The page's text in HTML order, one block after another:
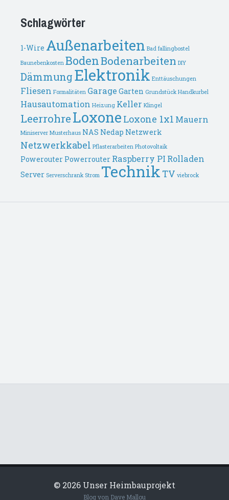
Schlagwörter
1-Wire Außenarbeiten Bad fallingbostel
Baunebenkosten BodenBodenarbeiten DIY
DämmungElektronik Enttäuschungen
Fliesen Formalitäten Garage Garten Grundstück Handkurbel
Hausautomation Heizung Keller Klingel
LeerrohreLoxone Loxone 1x1 Mauern
Miniserver Musterhaus NAS Nedap Netzwerk
Netzwerkkabel Pflasterarbeiten Photovoltaik
Powerouter Powerrouter Raspberry PI Rolladen
Server Serverschrank Strom Technik TV viebrock
© 2026 Unser Heimbauprojekt
Blog von Dave Mallou